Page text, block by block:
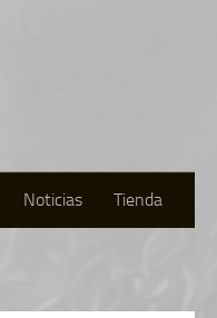
Noticias Tienda